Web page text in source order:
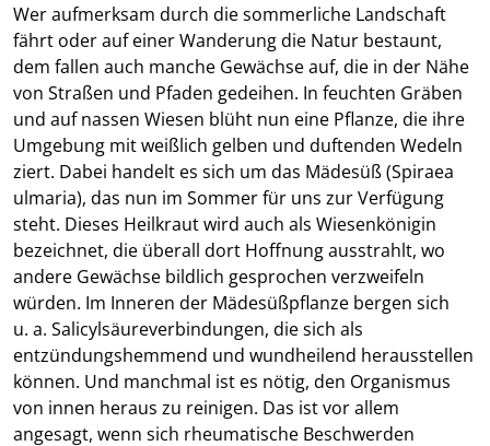
Wer aufmerksam durch die sommerliche Landschaft
fährt oder auf einer Wanderung die Natur bestaunt,
dem fallen auch manche Gewächse auf, die in der Nähe
von Straßen und Pfaden gedeihen. In feuchten Gräben
und auf nassen Wiesen blüht nun eine Pflanze, die ihre
Umgebung mit weißlich gelben und duftenden Wedeln
ziert. Dabei handelt es sich um das Mädesüß (Spiraea
ulmaria), das nun im Sommer für uns zur Verfügung
steht. Dieses Heilkraut wird auch als Wiesenkönigin
bezeichnet, die überall dort Hoffnung ausstrahlt, wo
andere Gewächse bildlich gesprochen verzweifeln
würden. Im Inneren der Mädesüßpflanze bergen sich
u. a. Salicylsäureverbindungen, die sich als
entzündungshemmend und wundheilend herausstellen
können. Und manchmal ist es nötig, den Organismus
von innen heraus zu reinigen. Das ist vor allem
angesagt, wenn sich rheumatische Beschwerden